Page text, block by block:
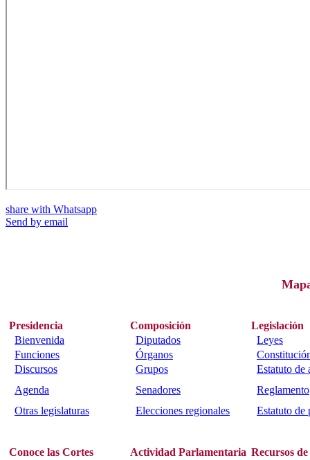
share with Whatsapp
Send by email
Presidencia Composición
Legislación
Bienvenida
Diputados
Leyes
Funciones
Órganos
Discursos
Grupos
Estatuto de
Agenda
Senadores
Reglamento
Otras legislaturas
Elecciones regionales Estatuto de
Conoce las Cortes Actividad Parlamentaria Recursos